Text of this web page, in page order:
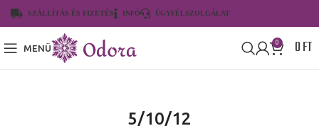
SZÁLLÍTÁS ÉS FIZETÉS INFÓ ÜGYFÉLSZOLGÁLAT
MENÜ
0 0FT
5/10/12